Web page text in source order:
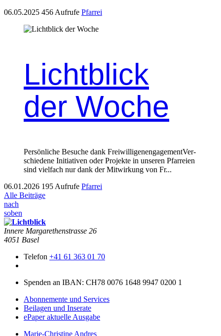
06.05.2025 456 Aufrufe Pfarrei
Lichtblick
der Woche
Per­sön­liche Besuche dank Frei­willi­ge­nen­gage­mentVer­
schiedene Ini­tia­tiv­en oder Pro­jek­te in unseren Pfar­reien
sind vielfach nur dank der Mitwirkung von Fr...
06.01.2026 195 Aufrufe Pfarrei
Alle Beiträge
nach
soben
Innere Mar­garethen­strasse 26
4051 Basel
Telefon +41 61 363 01 70
Spenden an IBAN: CH78 0076 1648 9947 0200 1
Abonnemente und Services
Beilagen und Inserate
ePaper aktuelle Ausgabe
Marie-Christine Andres